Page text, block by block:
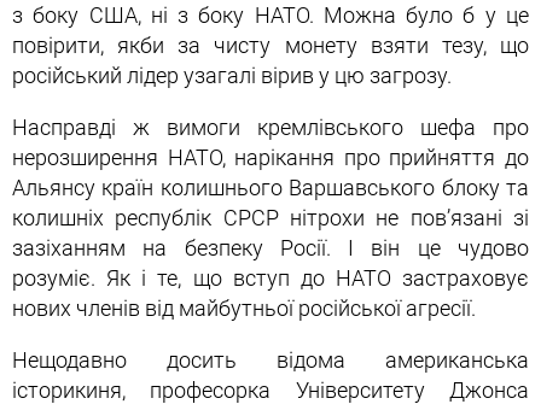
з боку США, ні з боку НАТО. Можна було б у це
повірити, якби за чисту монету взяти тезу, що
російський лідер узагалі вірив у цю загрозу.
Насправді ж вимоги кремлівського шефа про
нерозширення НАТО, нарікання про прийняття до
Альянсу країн колишнього Варшавського блоку та
колишніх республік СРСР нітрохи не пов’язані зі
зазіханням на безпеку Росії. І він це чудово
розуміє. Як і те, що вступ до НАТО застраховує
нових членів від майбутньої російської агресії.
Нещодавно досить відома американська
історикиня, професорка Університету Джонса